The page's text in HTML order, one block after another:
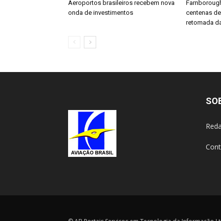
Aeroportos brasileiros recebem nova
onda de investimentos
centenas
retomada